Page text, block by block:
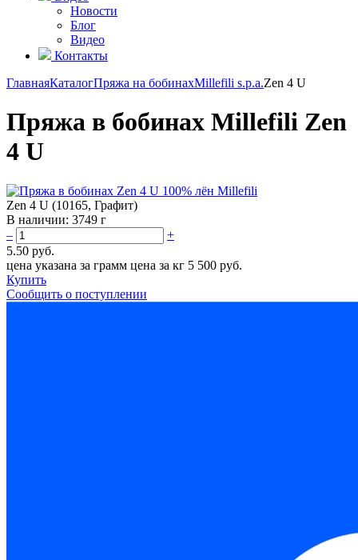
Новости
Блог
Видео
Контакты
ГлавнаяКаталогПряжа на бобинахMillefili s.p.a.Zen 4 U
Пряжа в бобинах Millefili Zen
4 U
Zen 4 U (10165, Графит)
В наличии: 3749 г
–
+
5.50 руб.
цена указана за грамм цена за кг 5 500 руб.
Купить
Сообщить о поступлении